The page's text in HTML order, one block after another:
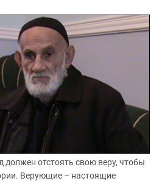
должен отстоять свою веру, чтобы
Верующие – настоящие